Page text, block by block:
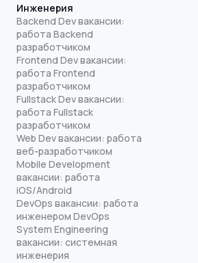
Инженерия
Backend Dev вакансии:
работа Backend
разработчиком
Frontend Dev вакансии:
работа Frontend
разработчиком
Fullstack Dev вакансии:
работа Fullstack
разработчиком
Web Dev вакансии: работа
веб-разработчиком
Mobile Development
вакансии: работа
iOS/Android
DevOps вакансии: работа
инженером DevOps
System Engineering
вакансии: системная
инженерия